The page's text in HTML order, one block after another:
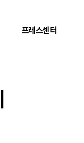
프레스센터